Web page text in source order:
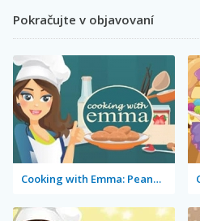
Pokračujte v objavovaní
Cooking with Emma: Peanut Butter Cookies